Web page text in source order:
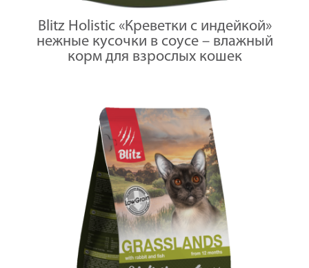
Blitz Holistic «Креветки с индейкой»
нежные кусочки в соусе – влажный
корм для взрослых кошек